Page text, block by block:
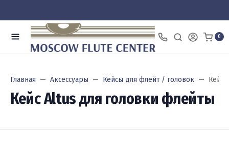
0
Главная Аксессуары Кейсы для флейт / головок Кейс
Кейс Altus для головки флейты